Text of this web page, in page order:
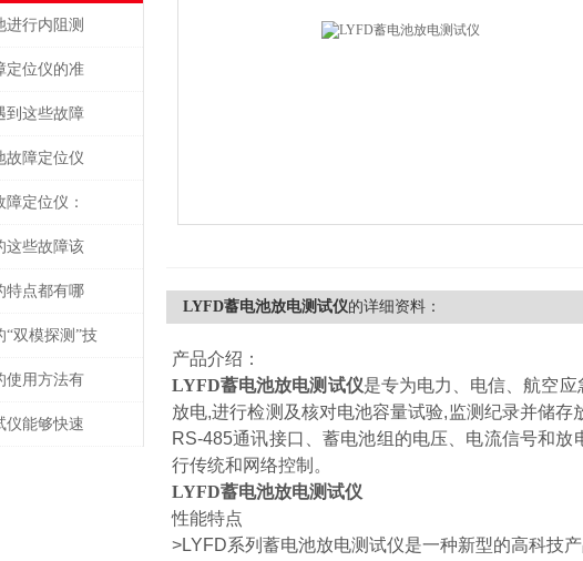
进行内阻测
定位仪的准
到这些故障
故障定位仪
位的？
定位仪：
性
这些故障该
特点都有哪
双模探测”技
使用方法有
仪能够快速
LYFD蓄电池放电测试仪的详细资料：
产品介绍：
LYFD蓄电池放电测试仪是专为电力、电信、航空
放电,进行检测及核对电池容量试验,监测纪录并储
RS-485通讯接口、蓄电池组的电压、电流信号和
行传统和网络控制。
LYFD蓄电池放电测试仪
性能特点
>LYFD系列蓄电池放电测试仪是一种新型的高科技